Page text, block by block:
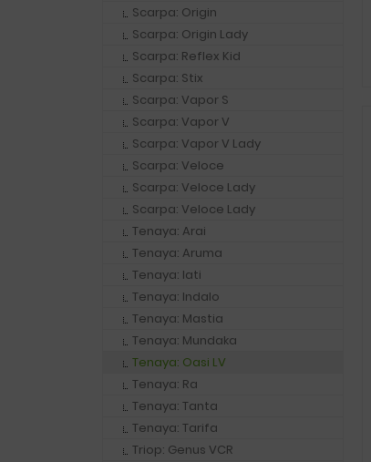
Scarpa: Origin
Scarpa: Origin Lady
Scarpa: Reflex Kid
Scarpa: Stix
Scarpa: Vapor S
Scarpa: Vapor V
Scarpa: Vapor V Lady
Scarpa: Veloce
Scarpa: Veloce Lady
Scarpa: Veloce Lady
Tenaya: Arai
Tenaya: Aruma
Tenaya: Iati
Tenaya: Indalo
Tenaya: Mastia
Tenaya: Mundaka
Tenaya: Oasi LV
Tenaya: Ra
Tenaya: Tanta
Tenaya: Tarifa
Triop: Genus VCR